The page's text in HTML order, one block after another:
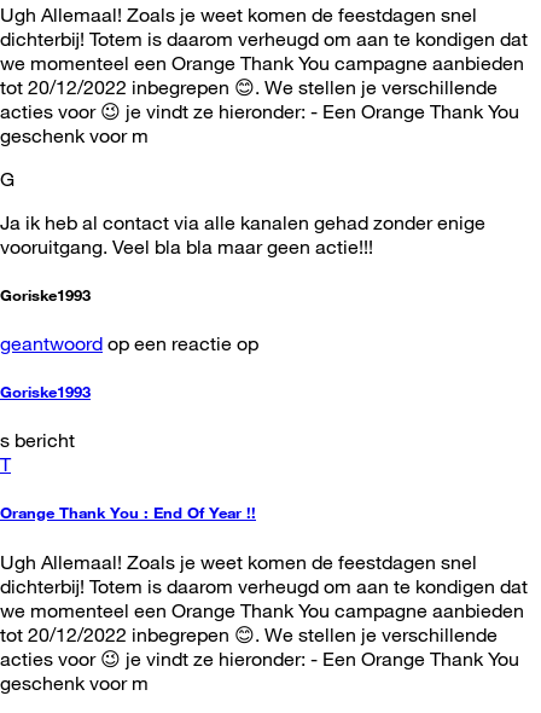
Ugh Allemaal! Zoals je weet komen de feestdagen snel
dichterbij! Totem is daarom verheugd om aan te kondigen dat
we momenteel een Orange Thank You campagne aanbieden
tot 20/12/2022 inbegrepen 😊. We stellen je verschillende
acties voor 😉 je vindt ze hieronder: - Een Orange Thank You
geschenk voor m
G
Ja ik heb al contact via alle kanalen gehad zonder enige
vooruitgang. Veel bla bla maar geen actie!!!
Goriske1993
geantwoord op een reactie op
Goriske1993
s bericht
T
Orange Thank You : End Of Year !!
Ugh Allemaal! Zoals je weet komen de feestdagen snel
dichterbij! Totem is daarom verheugd om aan te kondigen dat
we momenteel een Orange Thank You campagne aanbieden
tot 20/12/2022 inbegrepen 😊. We stellen je verschillende
acties voor 😉 je vindt ze hieronder: - Een Orange Thank You
geschenk voor m